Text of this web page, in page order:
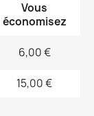
Vous
économisez
6,00 €
15,00 €